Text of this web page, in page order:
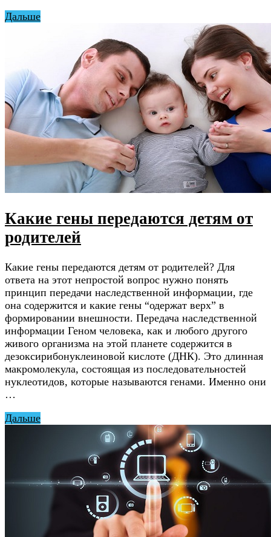
Дальше
Какие гены передаются детям от
родителей
Какие гены передаются детям от родителей? Для
ответа на этот непростой вопрос нужно понять
принцип передачи наследственной информации, где
она содержится и какие гены “одержат верх” в
формировании внешности. Передача наследственной
информации Геном человека, как и любого другого
живого организма на этой планете содержится в
дезоксирибонуклеиновой кислоте (ДНК). Это длинная
макромолекула, состоящая из последовательностей
нуклеотидов, которые называются генами. Именно они
…
Дальше